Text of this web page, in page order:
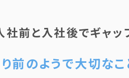
前と入社後でギャッ
前のようで大切なこ